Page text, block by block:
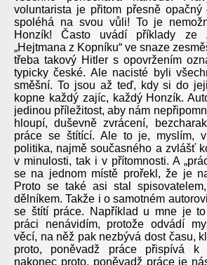
voluntarista je přitom přesně
spoléhá na svou vůli! To je
Honzík! Často uvádí příklady ze
„Hejtmana z Kopníku“ ve snaze
třeba takový Hitler s opovržením
typicky české. Ale nacisté byli
směšní. To jsou až teď, kdy si do
kopne každý zajíc, každý Honzík.
jedinou příležitost, aby nám
hloupí, duševně zvrácení,
práce se štítící. Ale to je, myslím,
politika, najmě současného a zvlášť
v minulosti, tak i v přítomnosti. A
se na jednom místě prořekl, že je
Proto se také asi stal
dělníkem. Takže i o samotném
se štítí práce. Například u mne je
práci nenávidím, protože odvádí
věcí, na něž pak nezbývá dost času,
proto, poněvadž práce přispívá k
nakonec proto, poněvadž práce je